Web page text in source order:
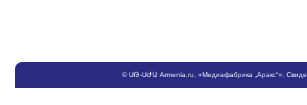
©ՍԹ-ՍԺԱ Armenia.ru , «Медиафабрика „Аракс“».